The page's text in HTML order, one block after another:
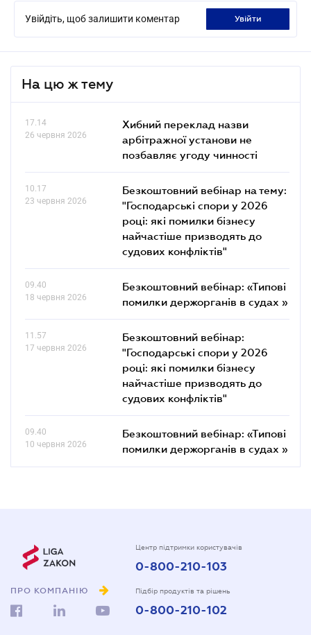
Увійдіть, щоб залишити коментар увійти
На цю ж тему
17.14
26 червня 2026
Хибний переклад назви
арбітражної установи не
позбавляє угоду чинності
10.17
23 червня 2026
Безкоштовний вебінар на тему:
"Господарські спори у 2026
році: які помилки бізнесу
найчастіше призводять до
судових конфліктів"
09.40
18 червня 2026
Безкоштовний вебінар: «Типові
помилки держорганів в судах »
11.57
17 червня 2026
Безкоштовний вебінар:
"Господарські спори у 2026
році: які помилки бізнесу
найчастіше призводять до
судових конфліктів"
09.40
10 червня 2026
Безкоштовний вебінар: «Типові
помилки держорганів в судах »
ПРО КОМПАНІЮ
Центр підтримки користувачів
0-800-210-103
Підбір продуктів та рішень
0-800-210-102